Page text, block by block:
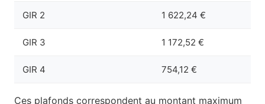
GIR 2 1 622,24 €
GIR 3 1 172,52 €
GIR 4 754,12 €
Ces plafonds correspondent au montant maximum